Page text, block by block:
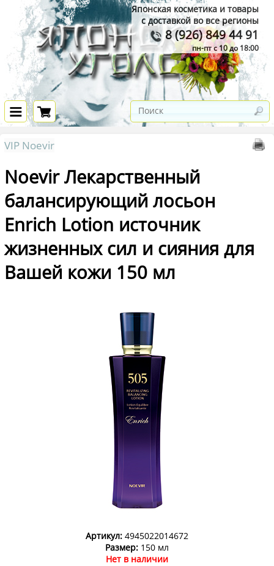
Японская косметика и товары
с доставкой во все регионы
8 (926) 849 44 91
пн-пт с 10 до 18:00
VIP Noevir
Noevir Лекарственный
балансирующий лосьон
Enrich Lotion источник
жизненных сил и сияния для
Вашей кожи 150 мл
Артикул:4945022014672
Размер:150 мл
Нет в наличии